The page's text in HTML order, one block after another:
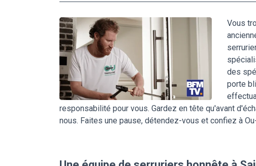
Vous
des
porte
responsabilité pour vous. Gardez en tête qu'avant
nous. Faites une pause, détendez-vous et confiez à